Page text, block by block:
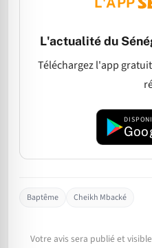
L'actualité du
Téléchargez l'app
Baptême Cheikh Mbacké
Votre avis sera publié et